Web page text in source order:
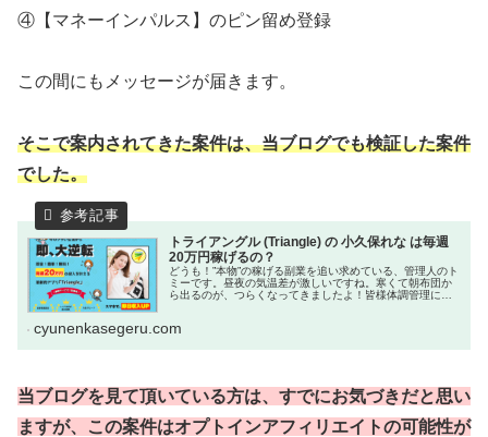
④【マネーインパルス】のピン留め登録
この間にもメッセージが届きます。
そこで案内されてきた案件は、当ブログでも検証した案件
でした。
トライアングル (Triangle) の 小久保れな は毎週
20万円稼げるの？
どうも！”本物”の稼げる副業を追い求めている、管理人のト
ミーです。昼夜の気温差が激しいですね。寒くて朝布団か
ら出るのが、つらくなってきましたよ！皆様体調管理には
cyunenkasegeru.com
当ブログを見て頂いている方は、すでにお気づきだと思い
ますが、この案件はオプトインアフィリエイトの可能性が